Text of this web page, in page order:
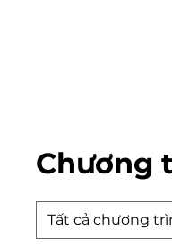
Chương